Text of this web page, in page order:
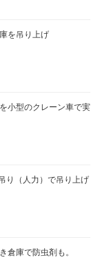
を吊り上げ
小型のクレーン車で実
り（人力）で吊り上げ
倉庫で防虫剤も。